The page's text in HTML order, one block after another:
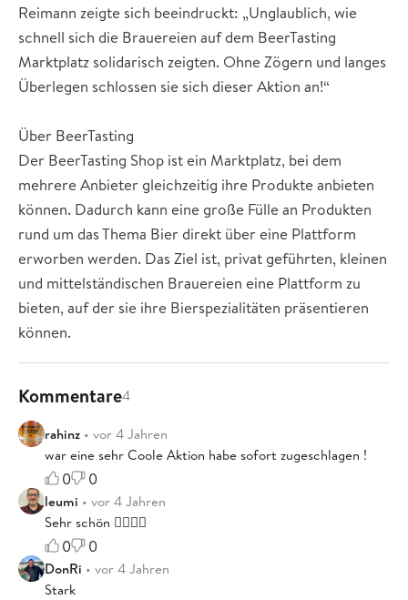
Reimann zeigte sich beeindruckt: „Unglaublich, wie
schnell sich die Brauereien auf dem BeerTasting
Marktplatz solidarisch zeigten. Ohne Zögern und langes
Überlegen schlossen sie sich dieser Aktion an!“
Über BeerTasting
Der BeerTasting Shop ist ein Marktplatz, bei dem
mehrere Anbieter gleichzeitig ihre Produkte anbieten
können. Dadurch kann eine große Fülle an Produkten
rund um das Thema Bier direkt über eine Plattform
erworben werden. Das Ziel ist, privat geführten, kleinen
und mittelständischen Brauereien eine Plattform zu
bieten, auf der sie ihre Bierspezialitäten präsentieren
können.
Kommentare4
rahinz • vor 4 Jahren
war eine sehr Coole Aktion habe sofort zugeschlagen !
0 0
leumi • vor 4 Jahren
Sehr schön 👍🏻👍🏻
0 0
DonRi • vor 4 Jahren
Stark